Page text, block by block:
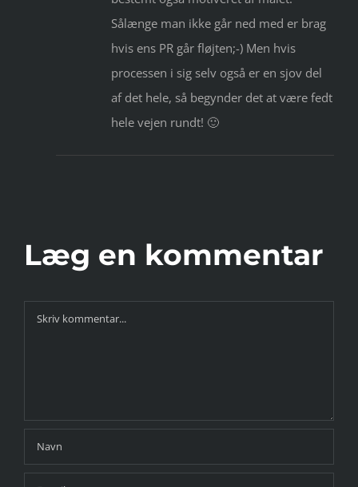
Sålænge man ikke går ned med er brag
hvis ens PR går fløjten;-) Men hvis
processen i sig selv også er en sjov del
af det hele, så begynder det at være fedt
hele vejen rundt! 🙂
Læg en kommentar
Comment